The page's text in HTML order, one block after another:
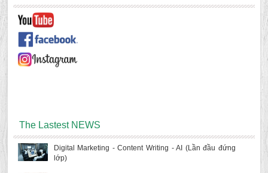
The Lastest NEWS
Digital Marketing - Content Writing - AI (Lần đầu đứng
lớp)